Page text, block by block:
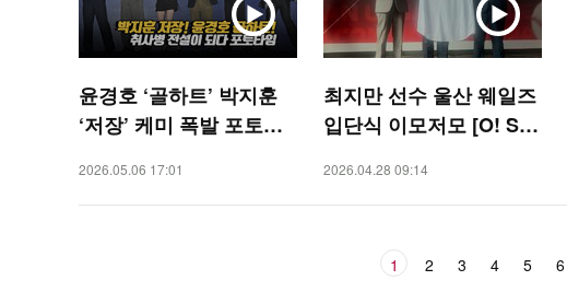
윤경호 ‘골하트’ 박지훈
‘저장’ 케미 폭발 포토타
2026.05.06 17:01
최지만 선수 울산 웨일즈
입단식 이모저모 [O! SP
2026.04.28 09:14
1 2 3 4 5 6